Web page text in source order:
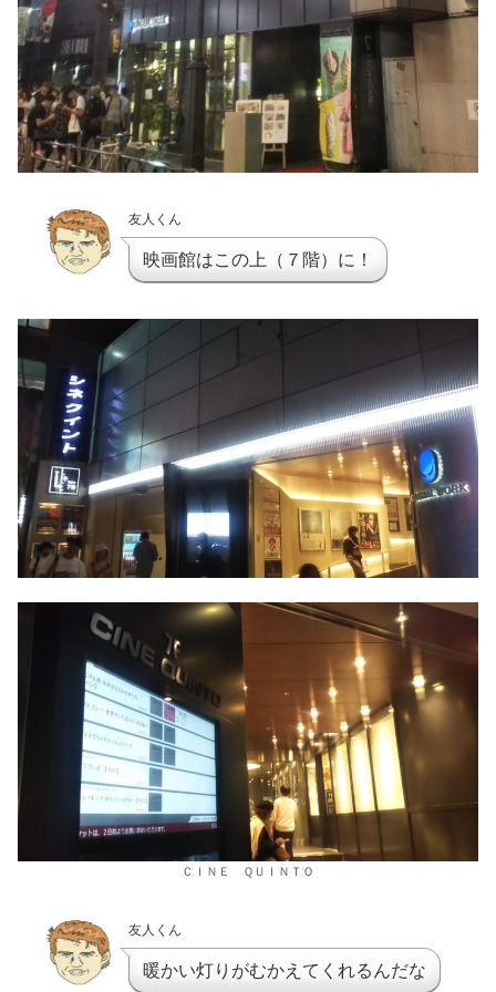
友人くん
映画館はこの上（７階）に！
ＣＩＮＥ ＱＵＩＮＴＯ
友人くん
暖かい灯りがむかえてくれるんだな